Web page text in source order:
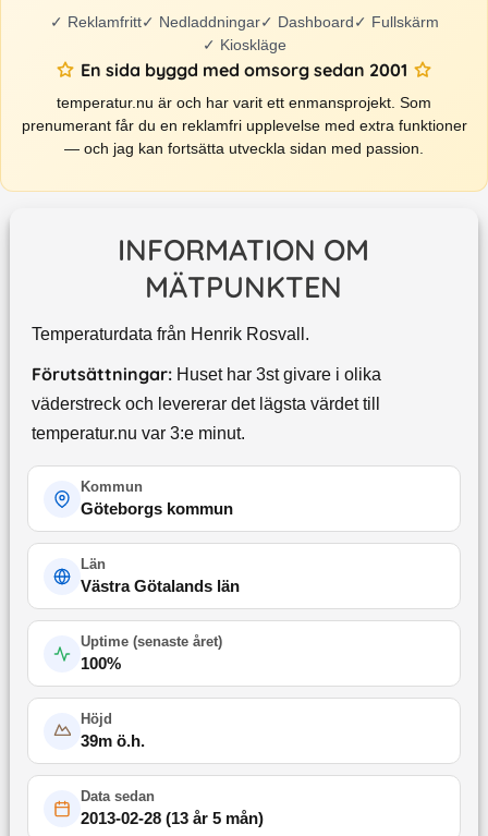
✓ Reklamfritt✓ Nedladdningar✓ Dashboard✓ Fullskärm
✓ Kioskläge
En sida byggd med omsorg sedan 2001
temperatur.nu är och har varit ett enmansprojekt. Som
prenumerant får du en reklamfri upplevelse med extra funktioner
— och jag kan fortsätta utveckla sidan med passion.
INFORMATION OM
MÄTPUNKTEN
Temperaturdata från Henrik Rosvall.
Förutsättningar: Huset har 3st givare i olika
väderstreck och levererar det lägsta värdet till
temperatur.nu var 3:e minut.
Kommun
Göteborgs kommun
Län
Västra Götalands län
Uptime (senaste året)
100%
Höjd
39m ö.h.
Data sedan
2013-02-28(13 år 5 mån)